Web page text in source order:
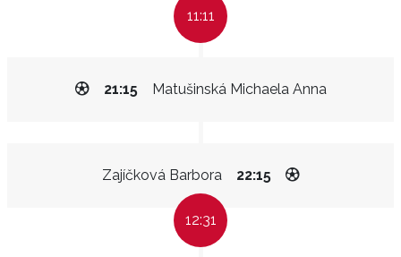
11:11
Matušinská Michaela Anna
21:15
Zajíčková Barbora 22:15
12:31